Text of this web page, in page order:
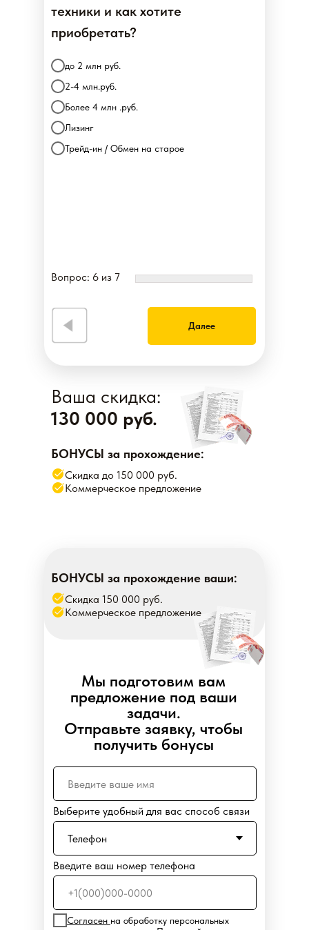
до 2 млн руб.
2-4 млн.руб.
Более 4 млн .руб.
Лизинг
Трейд-ин / Обмен на старое
Далее
техники и как хотите
приобретать?
Ваша скидка:
130 000 руб.
Скидка до 150 000 руб.
Коммерческое предложение
БОНУСЫ за прохождение:
Вопрос: 6 из 7
Скидка 150 000 руб.
Коммерческое предложение
БОНУСЫ за прохождение ваши:
Выберите удобный для вас способ связи
Введите ваш номер телефона
Согласен на обработку персональных
Мы подготовим вам
предложение под ваши
задачи.
Отправьте заявку, чтобы
получить бонусы